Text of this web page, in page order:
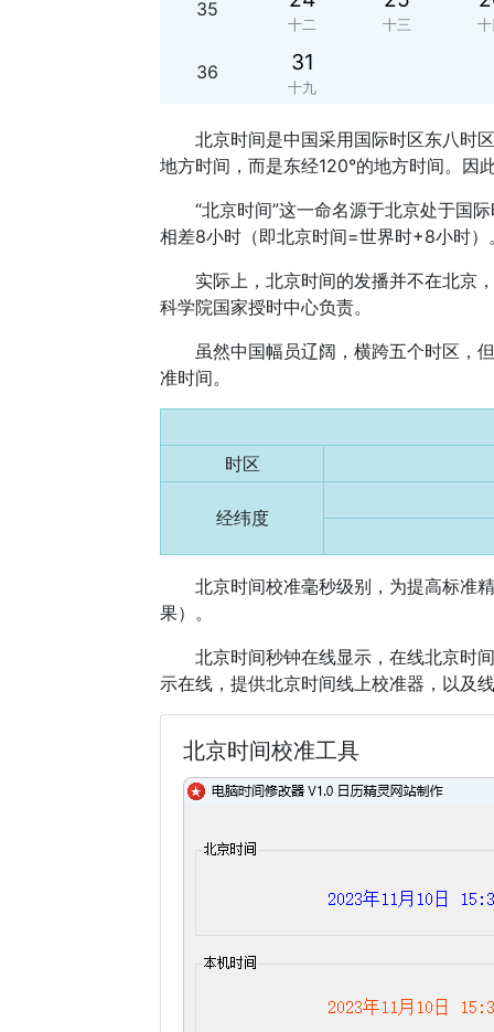
35
十二 十三
36 31
十九
北京时间是中国采用国际时区东八时
地方时间，而是东经120°的地方时间。因
“北京时间”这一命名源于北京处于国
相差8小时（即北京时间=世界时+8小时）
实际上，北京时间的发播并不在北京
科学院国家授时中心负责。
虽然中国幅员辽阔，横跨五个时区，
准时间。
时区
经纬度
北京时间校准毫秒级别，为提高标准
果）。
北京时间秒钟在线显示，在线北京时
示在线，提供北京时间线上校准器，以及
北京时间校准工具